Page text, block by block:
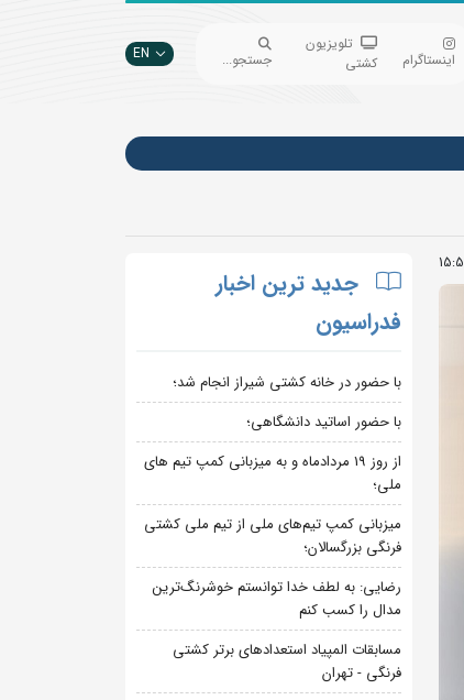
اینستاگرام
تلویزیون
کشتی
جستجو... EN
جدید ترین اخبار
فدراسیون
با حضور در خانه کشتی شیراز انجام شد؛
با حضور اساتید دانشگاهی؛
از روز 19 مردادماه و به میزبانی کمپ تیم های
ملی؛
میزبانی کمپ تیم‌های ملی از تیم ملی کشتی
فرنگی بزرگسالان؛
رضایی: به لطف خدا توانستم خوشرنگ‌ترین
مدال را کسب کنم
مسابقات المپیاد استعدادهای برتر کشتی
فرنگی - تهران